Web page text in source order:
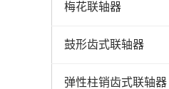
梅花联轴器
鼓形齿式联轴器
弹性柱销齿式联轴器